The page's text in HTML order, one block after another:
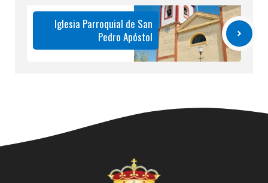
Iglesia Parroquial de San
Pedro Apóstol